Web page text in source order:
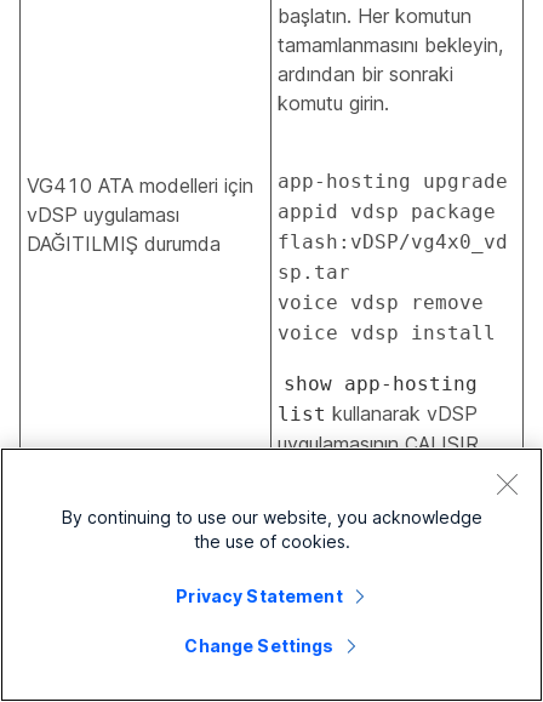
VG410 ATA modelleri için
vDSP uygulaması
DAĞITILMIŞ durumda
başlatın. Her komutun
tamamlanmasını bekleyin,
ardından bir sonraki
komutu girin.
app-hosting upgrade
appid vdsp package
flash:vDSP/vg4x0_vd
sp.tar
voice vdsp remove
voice vdsp install
show app-hosting
list kullanarak vDSP
uygulamasının ÇALIŞIR
Web GUI veya
ilk kurulumu
By continuing to use our website, you acknowledge
the use of cookies.
Privacy Statement
Change Settings